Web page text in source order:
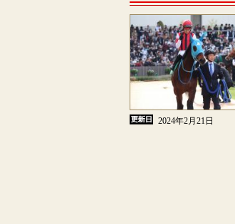
2024年2月21日